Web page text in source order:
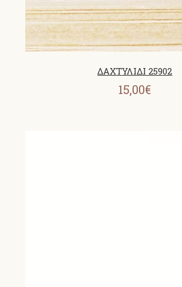
ΔΑΧΤΥΛΙΔΙ 25902
15,00€